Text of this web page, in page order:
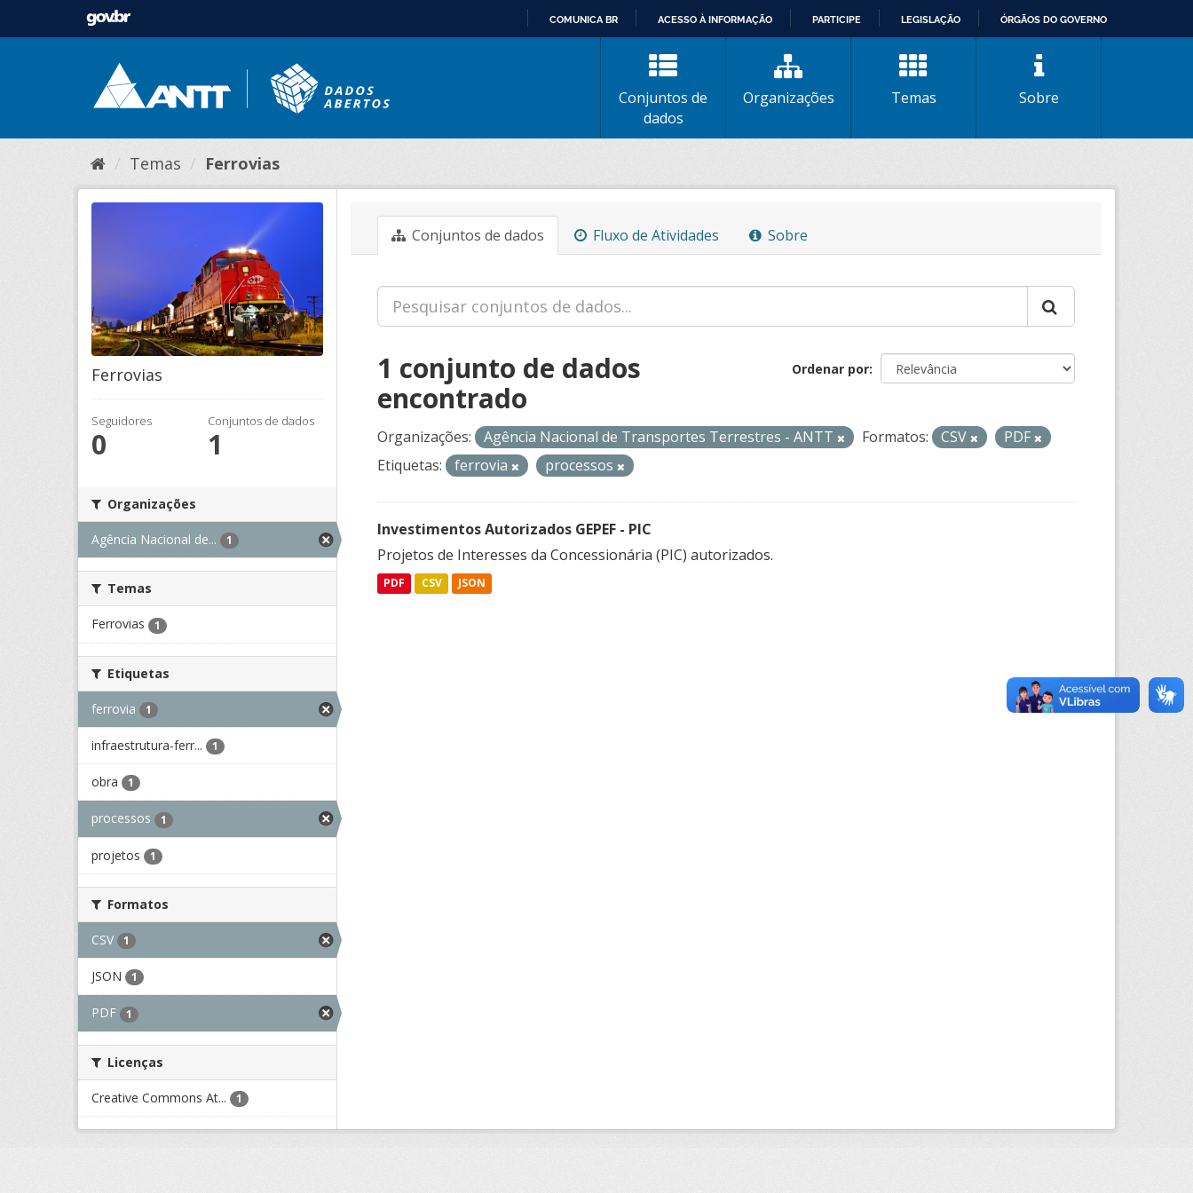
CONTEÚDO
COMUNICA BR ACESSO À INFORMAÇÃO PARTICIPE LEGISLAÇÃO ÓRGÃOS DO GOVERNO
Conjuntos de
dados
Organizações Temas Sobre
Temas Ferrovias
Ferrovias
Seguidores
0
Conjuntos de dados
1
Organizações
Agência Nacional de... 1
Temas
Ferrovias 1
Etiquetas
ferrovia 1
infraestrutura-ferr... 1
obra 1
processos 1
projetos 1
Formatos
CSV 1
JSON 1
PDF 1
Licenças
Creative Commons At... 1
Conjuntos de dados Fluxo de Atividades Sobre
Ordenar por
1 conjunto de dados
encontrado
Organizações: Agência Nacional de Transportes Terrestres - ANTT Formatos: CSV
PDF
Etiquetas:
ferrovia processos
Investimentos Autorizados GEPEF - PIC
Projetos de Interesses da Concessionária (PIC) autorizados.
PDF CSV JSON